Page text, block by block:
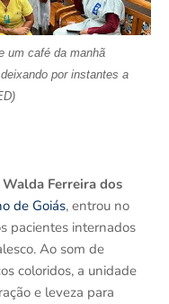
um café da manhã
por instantes a
Ferreira dos
de Goiás, entrou no
pacientes internados
Ao som de
coloridos, a unidade
e leveza para